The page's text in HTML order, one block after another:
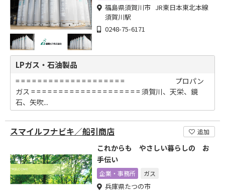
福島県須賀川市 JR東日本東北本線
須賀川駅
0248-75-6171
LPガス・石油製品
= = = = = = = = = = = = = = = = = = = = プロパン
ガス = = = = = = = = = = = = = = = = = = = = 須賀川、天栄、鏡
石、矢吹...
スマイルフナビキ／船引商店 追加
これからも やさしい暮らしの お
手伝い
企業・事務所 ガス
兵庫県たつの市